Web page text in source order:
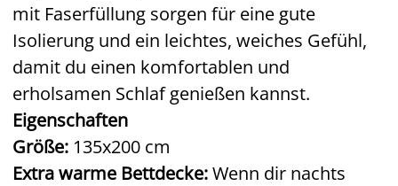
mit Faserfüllung sorgen für eine gute
Isolierung und ein leichtes, weiches Gefühl,
damit du einen komfortablen und
erholsamen Schlaf genießen kannst.
Eigenschaften
Größe: 135x200 cm
Extra warme Bettdecke:Wenn dir nachts